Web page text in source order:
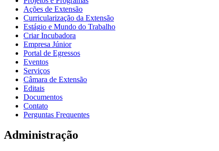
Ações de Extensão
Curricularização da Extensão
Estágio e Mundo do Trabalho
Criar Incubadora
Empresa Júnior
Portal de Egressos
Eventos
Serviços
Câmara de Extensão
Editais
Documentos
Contato
Perguntas Frequentes
Administração